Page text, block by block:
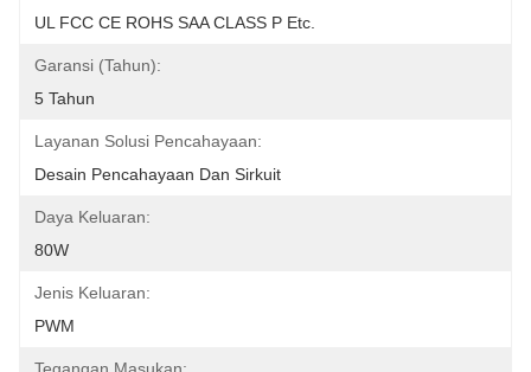
UL FCC CE ROHS SAA CLASS P Etc.
Garansi (Tahun):
5 Tahun
Layanan Solusi Pencahayaan:
Desain Pencahayaan Dan Sirkuit
Daya Keluaran:
80W
Jenis Keluaran:
PWM